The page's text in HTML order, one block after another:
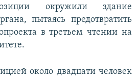
окружили здание
пытаясь предотвратить
в третьем чтении на
около двадцати человек